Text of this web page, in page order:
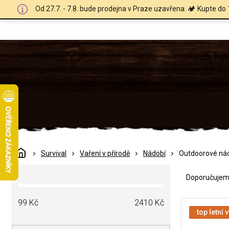
Od 27.7. - 7.8. bude prodejna v Praze uzavřena. 🏕️ Kupte
DomůSurvival Vaření v přírodě Nádobí Outdoorové
P
o
a
99 Kč 2410 Kč
e
top letní